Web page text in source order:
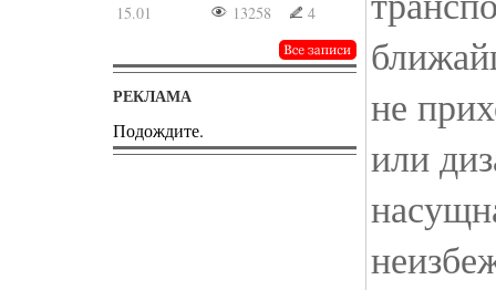
15.01
13258 4
РЕКЛАМА
Подождите.
не
или